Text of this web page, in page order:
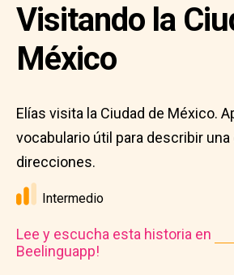
Visitando la
México
Elías visita la Ciudad de México.
vocabulario útil para describir
direcciones.
Intermedio
Lee y escucha esta historia en
Beelinguapp!